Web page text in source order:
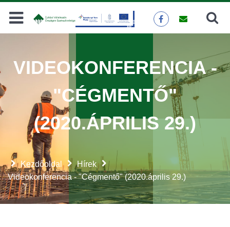
Keresés
Kezdőoldal
Hírek
Videokonferencia - "Cégmentő" (2020.április 29.)
VIDEOKONFERENCIA -
"CÉGMENTŐ"
(2020.ÁPRILIS 29.)